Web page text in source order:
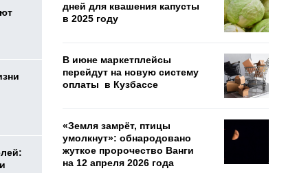
дней для квашения капусты
в 2025 году
В июне маркетплейсы
перейдут на новую систему
оплаты в Кузбассе
«Земля замрёт, птицы
умолкнут»: обнародовано
жуткое пророчество Ванги
на 12 апреля 2026 года